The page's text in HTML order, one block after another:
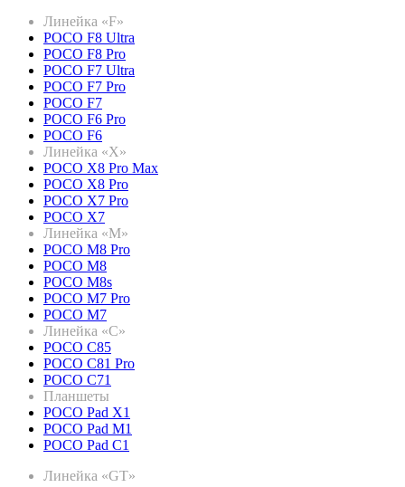
Линейка «F»
POCO F8 Ultra
POCO F8 Pro
POCO F7 Ultra
POCO F7 Pro
POCO F7
POCO F6 Pro
POCO F6
Линейка «X»
POCO X8 Pro Max
POCO X8 Pro
POCO X7 Pro
POCO X7
Линейка «M»
POCO M8 Pro
POCO M8
POCO M8s
POCO M7 Pro
POCO M7
Линейка «C»
POCO C85
POCO C81 Pro
POCO C71
Планшеты
POCO Pad X1
POCO Pad M1
POCO Pad C1
Линейка «GT»